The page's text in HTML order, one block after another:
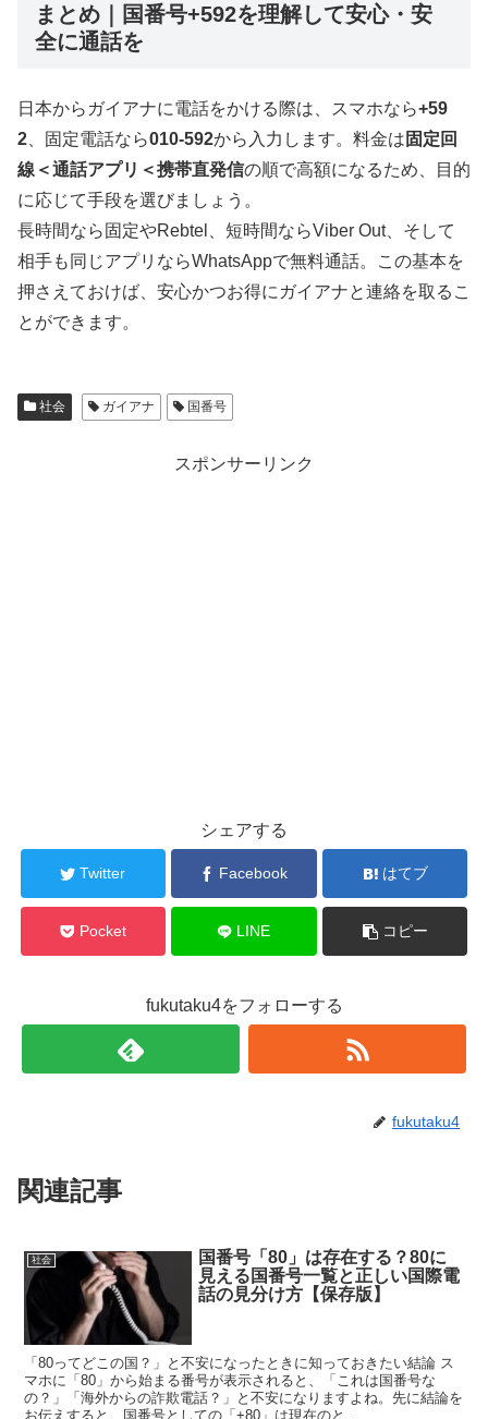
まとめ｜国番号+592を理解して安心・安
全に通話を
日本からガイアナに電話をかける際は、スマホなら+59
2 、固定電話なら010-592から入力します。料金は 固定回
線＜通話アプリ＜携帯直発信の順で高額になるため、目的
に応じて手段を選びましょう。
長時間なら固定やRebtel、短時間ならViber Out、そして
相手も同じアプリならWhatsAppで無料通話。この基本を
押さえておけば、安心かつお得にガイアナと連絡を取るこ
とができます。
社会 ガイアナ 国番号
スポンサーリンク
シェアする
Twitter Facebook はてブ
Pocket LINE コピー
fukutaku4をフォローする
fukutaku4
関連記事
社会
国番号「80」は存在する？80に
見える国番号一覧と正しい国際電
話の見分け方【保存版】
「80ってどこの国？」と不安になったときに知っておきたい結論 ス
マホに「80」から始まる番号が表示されると、「これは国番号な
の？」「海外からの詐欺電話？」と不安になりますよね。先に結論を
お伝えすると、国番号としての「+80」は現在のと...